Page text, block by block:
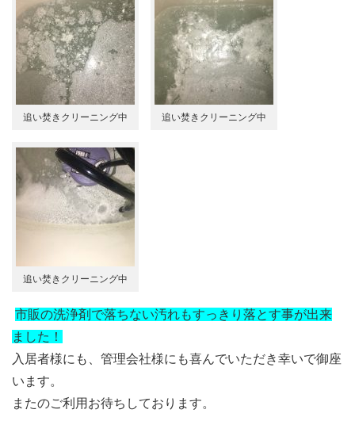
追い焚きクリーニング中 追い焚きクリーニング中
追い焚きクリーニング中
市販の洗浄剤で落ちない汚れもすっきり落とす事が出来
ました！
入居者様にも、管理会社様にも喜んでいただき幸いで御座
います。
またのご利用お待ちしております。